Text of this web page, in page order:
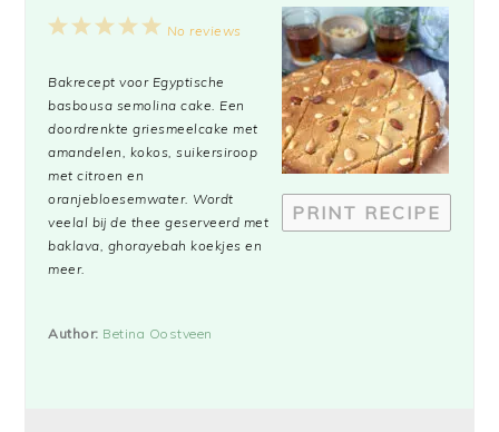
PRINT RECIPE
5
4
3
2
1
No reviews
Bakrecept voor Egyptische
basbousa semolina cake. Een
doordrenkte griesmeelcake met
amandelen, kokos, suikersiroop
met citroen en
oranjebloesemwater. Wordt
veelal bij de thee geserveerd met
baklava, ghorayebah koekjes en
meer.
Author: Betina Oostveen